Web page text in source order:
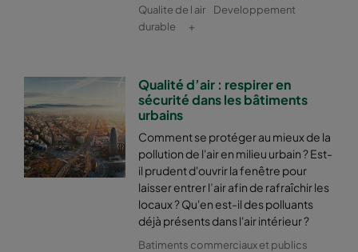
2550 592x490x370-8
2550 592x287x370-8 ePM2,5 50% M6
2550 287x592x370-4 ePM2,5 50% M6
2550 592x592x600-6 ePM2,5 50% M6
2550 592x490x600-6 ePM2,5 50% M6
Qualite de l air
Developpement
durable
+
Qualité d’air : respirer en
sécurité dans les bâtiments
urbains
Comment se protéger au mieux de la
pollution de l'air en milieu urbain ? Est-
il prudent d'ouvrir la fenêtre pour
laisser entrer l’air afin de rafraîchir les
locaux ? Qu'en est-il des polluants
déjà présents dans l'air intérieur ?
Batiments commerciaux et publics